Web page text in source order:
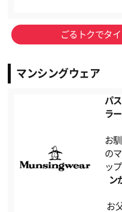
ごるトクでタ
マンシングウェア
パ
ラ
お
の
ッ
ン
お